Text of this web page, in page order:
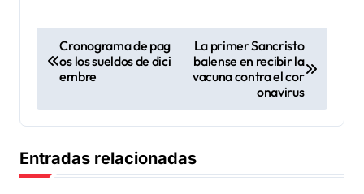
e
g
a
Cronograma de pag
os los sueldos de dici
embre
La primer Sancristo
balense en recibir la
vacuna contra el cor
onavirus
Entradas relacionadas